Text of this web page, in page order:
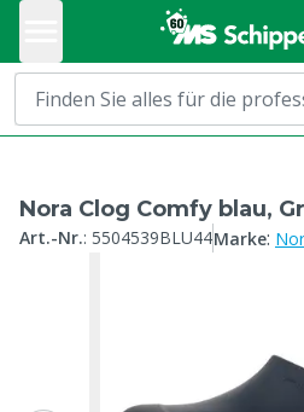
Nora Clog Comfy blau,
Art.-Nr.: 5504539BLU44Marke: